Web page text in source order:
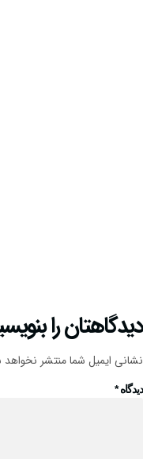
دیدگاهتان را
نشانی ایمیل شما منتشر
دیدگاه*